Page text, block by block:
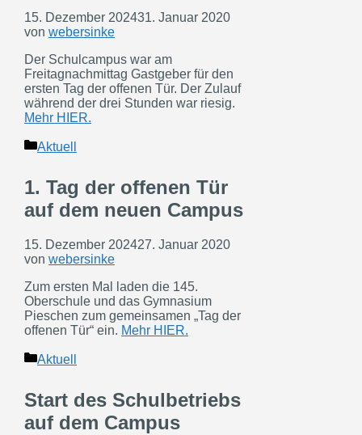
15. Dezember 202431. Januar 2020
von webersinke
Der Schulcampus war am
Freitagnachmittag Gastgeber für den
ersten Tag der offenen Tür. Der Zulauf
während der drei Stunden war riesig.
Mehr HIER.
Kategorien
Aktuell
1. Tag der offenen Tür
auf dem neuen Campus
15. Dezember 202427. Januar 2020
von webersinke
Zum ersten Mal laden die 145.
Oberschule und das Gymnasium
Pieschen zum gemeinsamen „Tag der
offenen Tür“ ein. Mehr HIER.
Kategorien
Aktuell
Start des Schulbetriebs
auf dem Campus